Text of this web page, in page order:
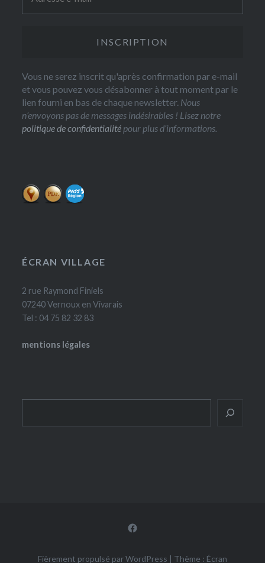
Vous ne serez inscrit qu'après confirmation par e-mail
et vous pouvez vous désabonner à tout moment par le
lien fourni en bas de chaque newsletter. Nous
n’envoyons pas de messages indésirables ! Lisez notre
politique de confidentialité pour plus d’informations.
ÉCRAN VILLAGE
2 rue Raymond Finiels
07240 Vernoux en Vivarais
Tel : 04 75 82 32 83
mentions légales
Facebook
Fièrement propulsé par WordPress | Thème : Écran